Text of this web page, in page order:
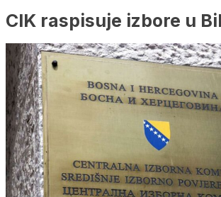
CIK raspisuje izbore u